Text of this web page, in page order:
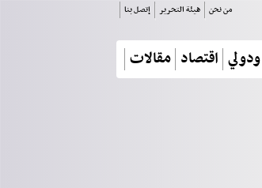
من نحن هيئة التحرير إتصل بنا
اقتصاد مقالات